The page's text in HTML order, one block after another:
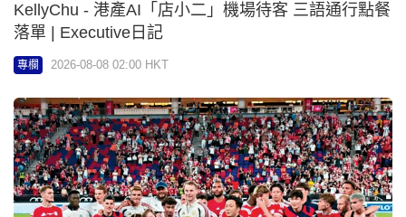
KellyChu - 港產AI「店小二」機場待客 三語通行點餐
落單 | Executive日記
專欄 2026-08-08 02:00 HKT